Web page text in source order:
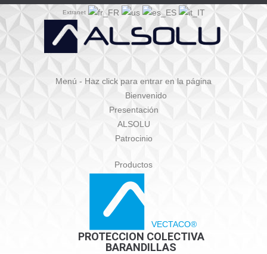
Extranet
Menú - Haz click para entrar en la página
Bienvenido
Presentación
ALSOLU
Patrocinio
Productos
VECTACO®
PROTECCION COLECTIVA
BARANDILLAS